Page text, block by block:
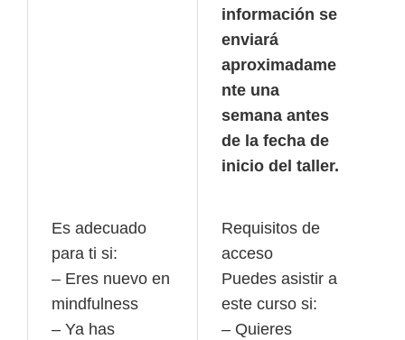
información se
enviará
aproximadame
nte una
semana antes
de la fecha de
inicio del taller.
Es adecuado
para ti si:
– Eres nuevo en
mindfulness
– Ya has
Requisitos de
acceso
Puedes asistir a
este curso si:
– Quieres